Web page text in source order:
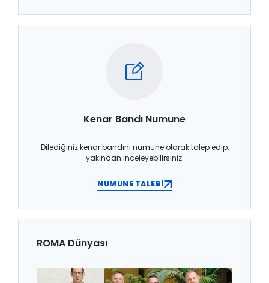
Kenar Bandı Numune
Dilediğiniz kenar bandını numune olarak talep edip,
yakından inceleyebilirsiniz.
NUMUNE TALEBİ
ROMA Dünyası